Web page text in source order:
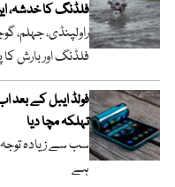
فلڈنگ کا خدشہ،
راولپنڈی، جہلم،
فلڈنگ اور بارش
فولڈ ایبل کے بعد
تہلکہ مچا دیا
سب سے زیادہ توجہ
ہے